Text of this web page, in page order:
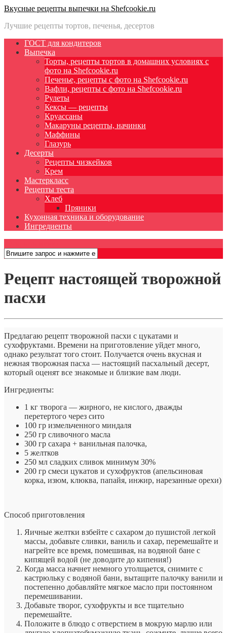
Вкусные рецепты выпечки на Shefcookie.ru
Лучшие рецепты тортов, печенья, десертов
ГОСТ для кондитеров
Выпечка
Торты, рецепты тортов в домашних условиях с
фото на Shefcookie.ru
Печенье, рецепты с фото на Shefcookie.ru
Вафли, рецепты с фото на Shefcookie.ru
Рулеты
Кексы — рецепты
Круассаны
Макаруны рецепты, начинки
Маффины
Глазурь
Десерты
Рецепты чизкейков
Крем
Мастеркласс
Рецепты теста
Хлеб
Пряники
Кухонная техника и оборудование
Ингредиенты
Рецепт настоящей творожной
пасхи
Предлагаю рецепт творожной пасхи с цукатами и
сухофруктами. Времени на приготовление уйдет много,
однако результат того стоит. Получается очень вкусная и
нежная творожная пасха — настоящий пасхальный десерт,
который оценят все знакомые и близкие вам люди.
Ингредиенты:
1 кг творога — жирного, не кислого, дважды
перетертого через сито
100 гр измельченного миндаля
250 гр сливочного масла
300 гр сахара + ванильная палочка,
5 желтков
250 мл сладких сливок минимум 30%
200 гр смеси цукатов и сухофруктов (апельсиновая
корка, изюм, клюква, папайя, инжир, нарезанные орехи)
Способ приготовления
Яичные желтки взбейте с сахаром до пушистой легкой
массы, добавьте сливки, ваниль и сахар, перемешайте и
нагрейте все время, помешивая, на водяной бане с
кипящей водой (не доводите до кипения!)
Когда масса начнет немного утолщается, снимите с
кастрюльку с водяной бани, вытащите палочку ванили и
постепенно добавляйте мягкое масло при постоянном
перемешивании.
Добавьте творог, сухофрукты и все тщательно
перемешайте.
Положите в блюдо с отверстием в мокрую марлю или